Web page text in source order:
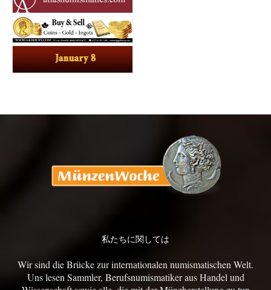
私たちに関しては
Wir sind die Brücke zur internationalen numismatischen Welt.
Uns lesen Sammler, Berufsnumismatiker aus Handel und